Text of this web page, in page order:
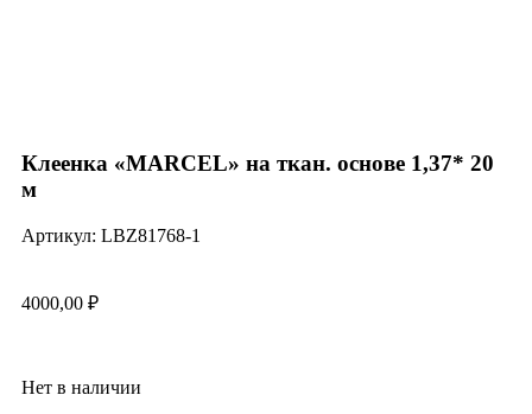
Клеенка «MARCEL» на ткан. основе 1,37* 20
м
Артикул: LBZ81768-1
4000,00 ₽
Нет в наличии